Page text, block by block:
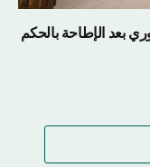
بعد الإطاحة بالحكم